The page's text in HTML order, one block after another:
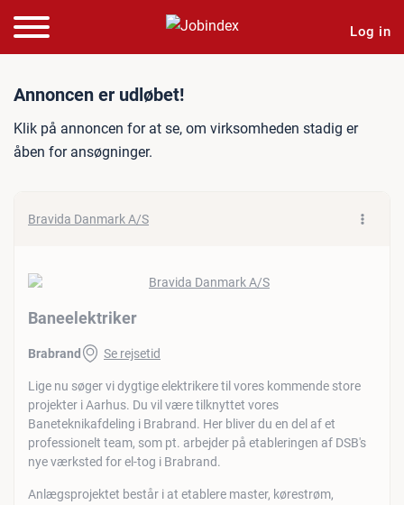
Log in
Jobannonce:
Annoncen er udløbet!
Klik på annoncen for at se, om virksomheden stadig er
åben for ansøgninger.
Bravida Danmark A/S
Baneelektriker
Brabrand Se rejsetid
Lige nu søger vi dygtige elektrikere til vores kommende store
projekter i Aarhus. Du vil være tilknyttet vores
Baneteknikafdeling i Brabrand. Her bliver du en del af et
professionelt team, som pt. arbejder på etableringen af DSB's
nye værksted for el-tog i Brabrand.
Anlægsprojektet består i at etablere master, kørestrøm,